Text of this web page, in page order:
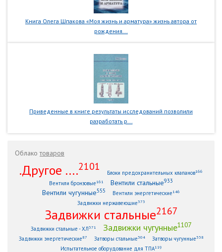
Книга Олега Шпакова «Моя жизнь и арматура» жизнь автора от
рождения...
Приведенные в книге результаты исследований позволили
разработать р...
Облакотоваров
.Другое ....2101
Блоки предохранительных клапанов166
Вентили бронзовые161 Вентили стальные933
Вентили чугунные555 Вентили энергетические146
Задвижки нержавеющие373
Задвижки стальные2167
Задвижки стальные - ХЛ371 Задвижки чугунные1107
Задвижки энергетические87 Затворы стальные304 Затворы чугунные338
Испытательное оборудование для ТПА119